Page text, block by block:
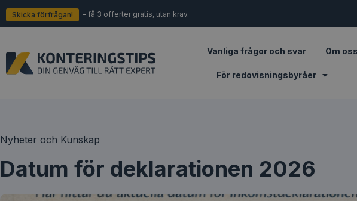
Skicka förfrågan! – få 3 offerter gratis, utan krav.
Vanliga frågor och svar Om oss
För redovisningsbyråer
Nyheter och Kunskap
Datum för deklarationen 2026